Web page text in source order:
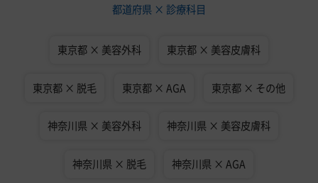
都道府県 × 診療科目
東京都 × 美容外科 東京都 × 美容皮膚科
東京都 × 脱毛 東京都 × AGA 東京都 × その他
神奈川県 × 美容外科 神奈川県 × 美容皮膚科
神奈川県 × 脱毛 神奈川県 × AGA